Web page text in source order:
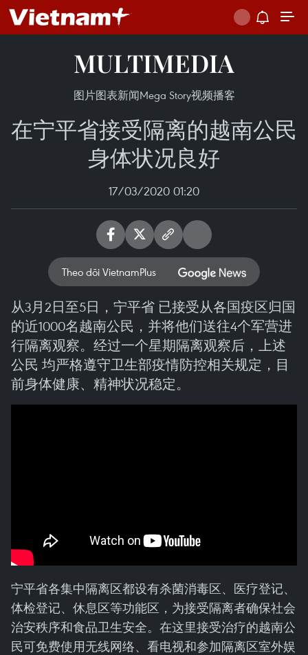
MULTIMEDIA
图片图表新闻Mega Story视频播客
在宁平省接受隔离的越南公民
身体状况良好
17/03/2020 01:20
Theo dõi VietnamPlus
从3月2日至5日，宁平省 已接受从各国疫区归国
的近1000名越南公民，并将他们送往4个军营进
行隔离观察。经过一个星期隔离观察后，上述
公民 均严格遵守卫生部疫情防控相关规定，目
前身体健康、精神状况稳定。
宁平省各集中隔离区都设有杀菌消毒区、医疗登记、
体检登记、休息区等功能区，为接受隔离者确保社会
治安秩序和食品卫生安全。在这里接受治疗的越南公
民可免费使用无线网络、看电视和参加隔离区室外娱